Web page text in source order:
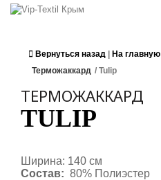
Вернуться назад На главную
Терможаккард / Tulip
ТЕРМОЖАККАРД
TULIP
Ширина: 140 см
Состав: 80% Полиэстер